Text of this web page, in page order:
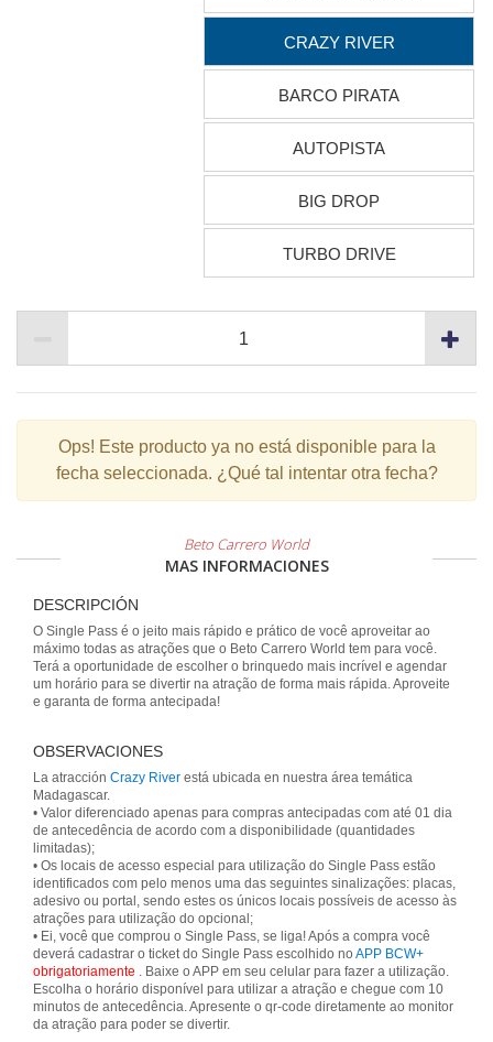
CRAZY RIVER
BARCO PIRATA
AUTOPISTA
BIG DROP
TURBO DRIVE
Ops! Este producto ya no está disponible para la
fecha seleccionada. ¿Qué tal intentar otra fecha?
Beto Carrero World
MAS INFORMACIONES
DESCRIPCIÓN
O Single Pass é o jeito mais rápido e prático de você aproveitar ao
máximo todas as atrações que o Beto Carrero World tem para você.
Terá a oportunidade de escolher o brinquedo mais incrível e agendar
um horário para se divertir na atração de forma mais rápida. Aproveite
e garanta de forma antecipada!
OBSERVACIONES
La atracción Crazy River está ubicada en nuestra área temática
Madagascar.
• Valor diferenciado apenas para compras antecipadas com até 01 dia
de antecedência de acordo com a disponibilidade (quantidades
limitadas);
• Os locais de acesso especial para utilização do Single Pass estão
identificados com pelo menos uma das seguintes sinalizações: placas,
adesivo ou portal, sendo estes os únicos locais possíveis de acesso às
atrações para utilização do opcional;
• Ei, você que comprou o Single Pass, se liga! Após a compra você
deverá cadastrar o ticket do Single Pass escolhido no APP BCW+
obrigatoriamente . Baixe o APP em seu celular para fazer a utilização.
Escolha o horário disponível para utilizar a atração e chegue com 10
minutos de antecedência. Apresente o qr-code diretamente ao monitor
da atração para poder se divertir.